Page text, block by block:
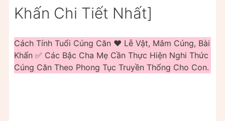
Khấn Chi Tiết Nhất]
Cách Tính Tuổi Cúng Căn ❤️️ Lễ Vật, Mâm Cúng, Bài
Khấn ✅ Các Bậc Cha Mẹ Cần Thực Hiện Nghi Thức
Cúng Căn Theo Phong Tục Truyền Thống Cho Con.